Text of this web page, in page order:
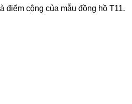
điểm cộng của mẫu đồng hồ T11.